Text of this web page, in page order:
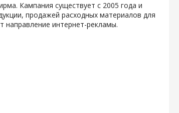
Кампания существует с 2005 года и
продажей расходных материалов для
направление интернет-рекламы.